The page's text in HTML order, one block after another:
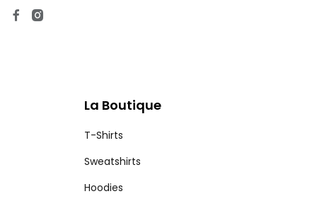
La Boutique
T-Shirts
Sweatshirts
Hoodies